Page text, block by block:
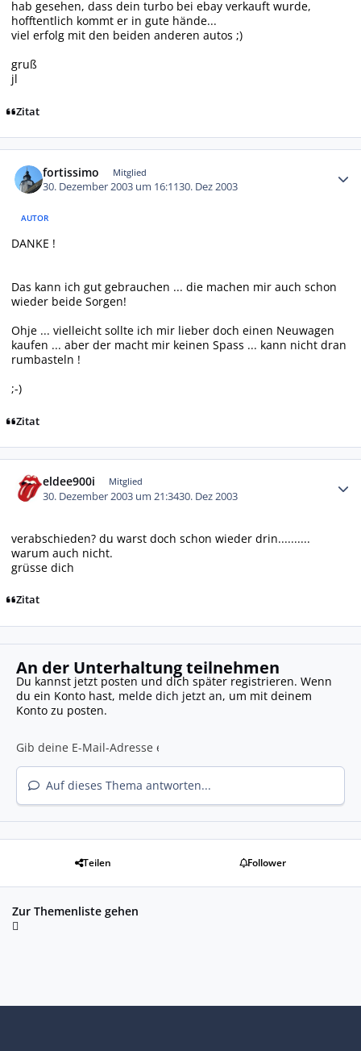
hab gesehen, dass dein turbo bei ebay verkauft wurde,
hofftentlich kommt er in gute hände...
viel erfolg mit den beiden anderen autos ;)
gruß
jl
Zitat
fortissimo Mitglied
30. Dezember 2003 um 16:1130. Dez 2003
AUTOR
DANKE !
Das kann ich gut gebrauchen ... die machen mir auch schon
wieder beide Sorgen!
Ohje ... vielleicht sollte ich mir lieber doch einen Neuwagen
kaufen ... aber der macht mir keinen Spass ... kann nicht dran
rumbasteln !
;-)
Zitat
eldee900i Mitglied
30. Dezember 2003 um 21:3430. Dez 2003
verabschieden? du warst doch schon wieder drin..........
warum auch nicht.
grüsse dich
Zitat
An der Unterhaltung teilnehmen
Du kannst jetzt posten und dich später registrieren. Wenn
du ein Konto hast, melde dich jetzt an, um mit deinem
Konto zu posten.
Auf dieses Thema antworten...
Teilen Follower
Zur Themenliste gehen